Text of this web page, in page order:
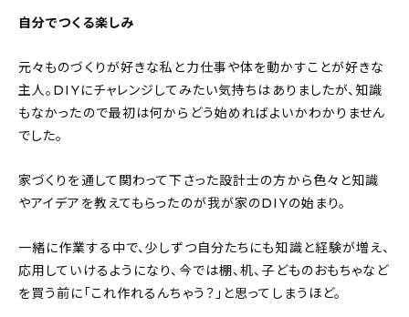
自分でつくる楽しみ
元々ものづくりが好きな私と力仕事や体を動かすことが好きな
主人。DIYにチャレンジしてみたい気持ちはありましたが、知識
もなかったので最初は何からどう始めればよいかわかりません
でした。
家づくりを通して関わって下さった設計士の方から色々と知識
やアイデアを教えてもらったのが我が家のDIYの始まり。
一緒に作業する中で、少しずつ自分たちにも知識と経験が増え、
応用していけるようになり、今では棚、机、子どものおもちゃなど
を買う前に「これ作れるんちゃう？」と思ってしまうほど。